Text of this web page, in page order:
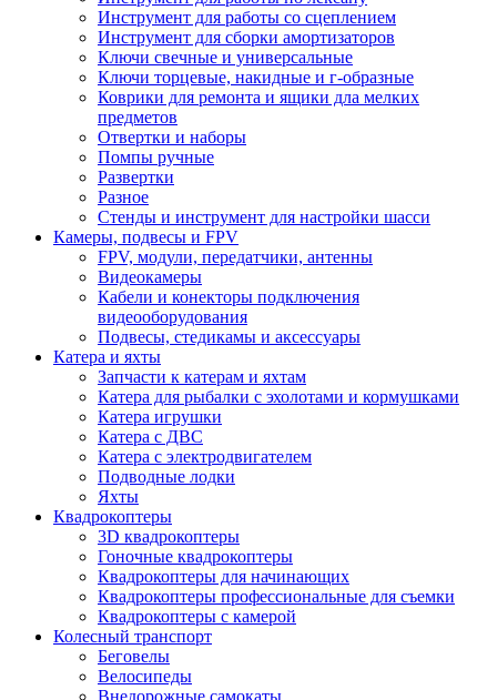
Инструмент для работы со сцеплением
Инструмент для сборки амортизаторов
Ключи свечные и универсальные
Ключи торцевые, накидные и г-образные
Коврики для ремонта и ящики дла мелких
предметов
Отвертки и наборы
Помпы ручные
Развертки
Разное
Стенды и инструмент для настройки шасси
Камеры, подвесы и FPV
FPV, модули, передатчики, антенны
Видеокамеры
Кабели и конекторы подключения
видеооборудования
Подвесы, стедикамы и аксессуары
Катера и яхты
Запчасти к катерам и яхтам
Катера для рыбалки с эхолотами и кормушками
Катера игрушки
Катера с ДВС
Катера с электродвигателем
Подводные лодки
Яхты
Квадрокоптеры
3D квадрокоптеры
Гоночные квадрокоптеры
Квадрокоптеры для начинающих
Квадрокоптеры профессиональные для съемки
Квадрокоптеры с камерой
Колесный транспорт
Беговелы
Велосипеды
Внедорожные самокаты